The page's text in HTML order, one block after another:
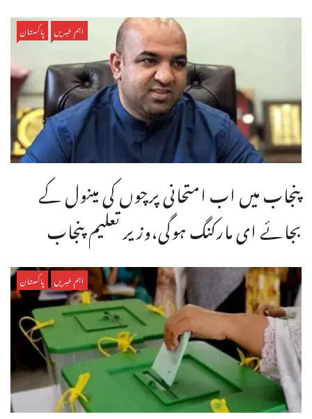
اہم خبریں پاکستان
پنجاب میں اب امتحانی پرچوں کی مینول کے
بجائے ای مارکنگ ہوگی،وزیر تعلیم پنجاب
اہم خبریں پاکستان